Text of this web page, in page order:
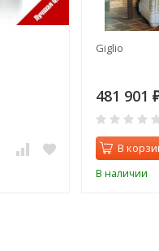
Giglio
481 901
В
В наличии